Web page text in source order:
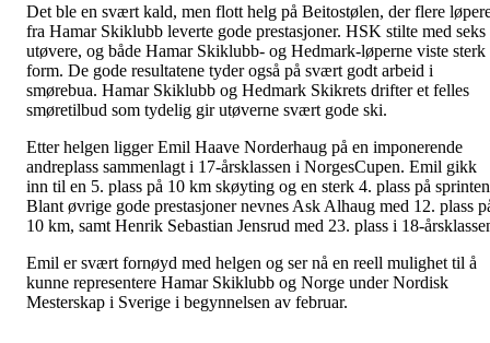
Det ble en svært kald, men flott helg på Beitostølen, der flere
fra Hamar Skiklubb leverte gode prestasjoner. HSK stilte med seks
utøvere, og både Hamar Skiklubb- og Hedmark-løperne viste sterk
form. De gode resultatene tyder også på svært godt arbeid i
smørebua. Hamar Skiklubb og Hedmark Skikrets drifter et felles
smøretilbud som tydelig gir utøverne svært gode ski.
Etter helgen ligger Emil Haave Norderhaug på en imponerende
andreplass sammenlagt i 17-årsklassen i NorgesCupen. Emil gikk
inn til en 5. plass på 10 km skøyting og en sterk 4. plass på
Blant øvrige gode prestasjoner nevnes Ask Alhaug med 12. plass
10 km, samt Henrik Sebastian Jensrud med 23. plass i 18-
Emil er svært fornøyd med helgen og ser nå en reell mulighet til å
kunne representere Hamar Skiklubb og Norge under Nordisk
Mesterskap i Sverige i begynnelsen av februar.